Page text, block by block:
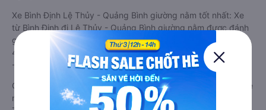
Xe Bình Định Lệ Thủy - Quảng Bình giường nằm tốt nhất: Xe
từ Bình Định đi Lệ Thủy - Quảng Bình giường nằm được đánh
giá chung chất lượng Tốt với điểm đánh giá trung bình từ
4.0/5 dựa trên 3376 phản hồi của hành khách Xe về Lệ Thủy
- Quảng Bình từ Bình Định.
Giá vé xe giường nằm đi Lệ Thủy - Quảng Bình từ Bình Định
rẻ
nhất là 490000VND của hãng xe Tân Quang Dũng - Mến